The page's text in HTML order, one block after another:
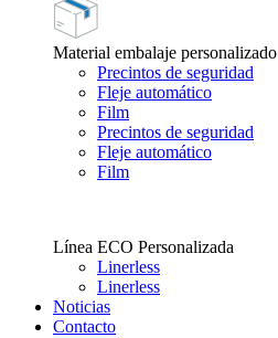
Material embalaje personalizado
Precintos de seguridad
Fleje automático
Film
Precintos de seguridad
Fleje automático
Film
Línea ECO Personalizada
Linerless
Linerless
Noticias
Contacto